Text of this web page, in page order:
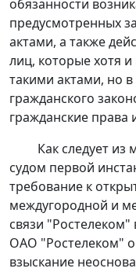
обязанности
предусмотренных
актами, а также
лиц, которые хотя
такими актами, но
гражданского
гражданские права
Как следует из
судом первой
требование к
междугородной и
связи
ОАО "Ростелеком"
взыскание